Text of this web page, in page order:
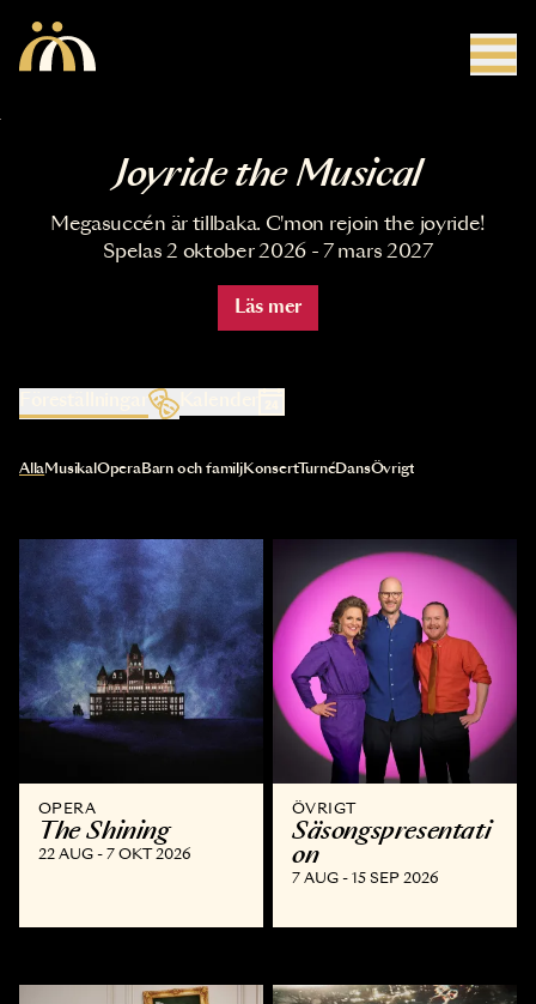
Joyride the Musical
Megasuccén är tillbaka. C'mon rejoin the joyride!
Spelas 2 oktober 2026 - 7 mars 2027
Läs mer
Kalender
Val av kategori uppdaterar innehållet automatiskt
AllaMusikal OperaBarn och familjKonsertTurnéDansÖvrigt
OPERA
The Shining
22 AUG - 7 OKT 2026
ÖVRIGT
Säsongspresentati
on
7 AUG - 15 SEP 2026